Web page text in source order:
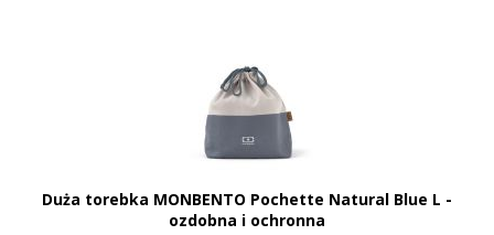
Duża torebka MONBENTO Pochette Natural Blue L -
ozdobna i ochronna